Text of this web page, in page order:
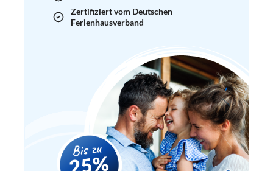
Zertifiziert vom Deutschen
Ferienhausverband